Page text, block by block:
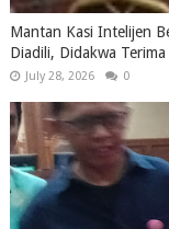
Mantan Kasi Intelijen
Diadili, Didakwa
July 28, 2026 0